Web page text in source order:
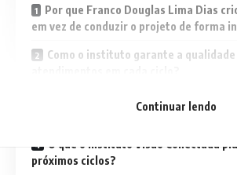
Por que Franco Douglas Lima Dias
em vez de conduzir o projeto de forma
Como o instituto garante a qualidade
Como o instituto articula parcerias
O que o Instituto Visão Conectada
próximos ciclos?
Continuar lendo